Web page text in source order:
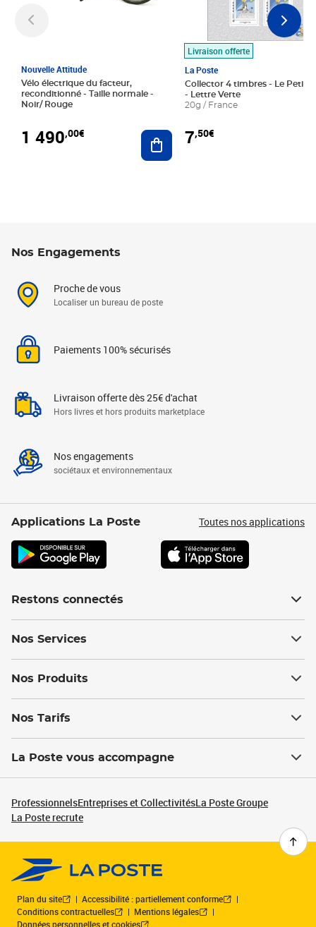
Nouvelle Attitude
Vélo électrique du facteur,
reconditionné - Taille normale -
Noir/ Rouge
1 490,00€ Ajouter au panier
Livraison offerte
La Poste
Collector 4 timbres - Le Petit
- Lettre Verte
20g / France
7,50€
Nos Engagements
Proche de vous
Localiser un bureau de poste
Paiements 100% sécurisés
Livraison offerte dès 25€ d'achat
Hors livres et hors produits marketplace
Nos engagements
sociétaux et environnementaux
Applications La Poste Toutes nos applications
Restons connectés
Nos Services
Nos Produits
Nos Tarifs
La Poste vous accompagne
ProfessionnelsEntreprises et CollectivitésLa Poste Groupe
La Poste recrute
Plan du site
Accessibilité : partiellement conforme
Conditions contractuelles
Mentions légales
Données personnelles et cookies